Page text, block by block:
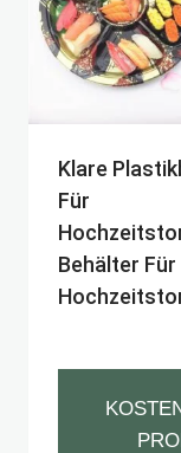
Klare
Für
Behälter Für